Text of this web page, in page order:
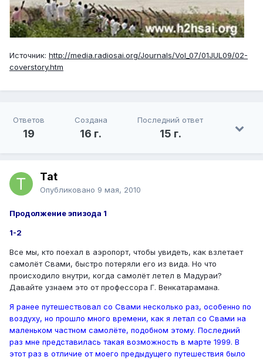
Источник: http://media.radiosai.org/Journals/Vol_07/01JUL09/02-
coverstory.htm
Ответов
19
Создана
16 г.
Последний ответ
15 г.
Tat
Опубликовано 9 мая, 2010
Продолжение эпизода 1
1-2
Все мы, кто поехал в аэропорт, чтобы увидеть, как взлетает
самолёт Свами, быстро потеряли его из вида. Но что
происходило внутри, когда самолёт летел в Мадураи?
Давайте узнаем это от профессора Г. Венкатарамана.
Я ранее путешествовал со Свами несколько раз, особенно по
воздуху, но прошло много времени, как я летал со Свами на
маленьком частном самолёте, подобном этому. Последний
раз мне представилась такая возможность в марте 1999. В
этот раз в отличие от моего предыдущего путешествия было